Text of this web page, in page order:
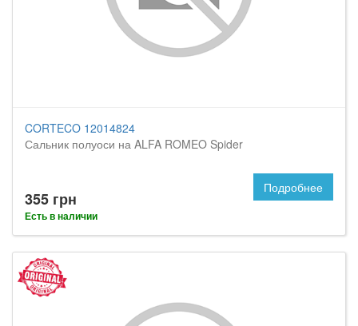
CORTECO 12014824
Сальник полуоси на ALFA ROMEO Spider
355 грн
Есть в наличии
Подробнее